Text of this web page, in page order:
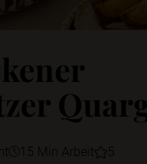
15 Min Arbeit 5